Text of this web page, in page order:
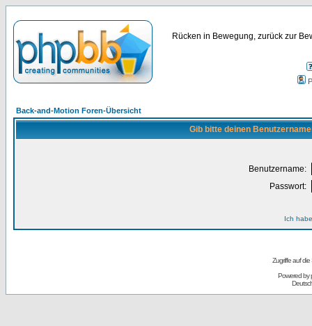
Rücken in Bewegung, zurück zur
Back-and-Motion Foren-Übersicht
Gib bitte deinen
Benutzername:
Passwort:
Ich
Zugriffe auf
Powered by